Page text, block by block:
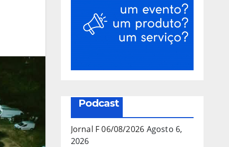
Podcast
Jornal F 06/08/2026 Agosto 6,
2026